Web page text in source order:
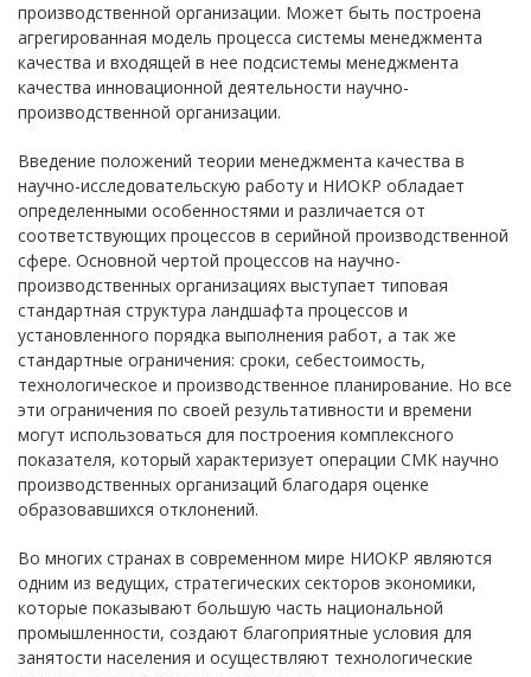
производственной организации. Может быть построена
агрегированная модель процесса системы менеджмента
качества и входящей в нее подсистемы менеджмента
качества инновационной деятельности научно-
производственной организации.
Введение положений теории менеджмента качества в
научно-исследовательскую работу и НИОКР обладает
определенными особенностями и различается от
соответствующих процессов в серийной производственной
сфере. Основной чертой процессов на научно-
производственных организациях выступает типовая
стандартная структура ландшафта процессов и
установленного порядка выполнения работ, а так же
стандартные ограничения: сроки, себестоимость,
технологическое и производственное планирование. Но все
эти ограничения по своей результативности и времени
могут использоваться для построения комплексного
показателя, который характеризует операции СМК научно
производственных организаций благодаря оценке
образовавшихся отклонений.
Во многих странах в современном мире НИОКР являются
одним из ведущих, стратегических секторов экономики,
которые показывают большую часть национальной
промышленности, создают благоприятные условия для
занятости населения и осуществляют технологические